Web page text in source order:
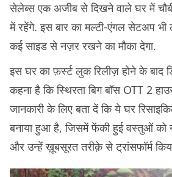
सेलेब्स एक अजीब से दिखने वाले घर में
में रहेंगे. इस बार का मल्टी-एंगल सेटअप भी
कई साइड से नज़र रखने का मौका देगा.
इस घर का फ़र्स्ट लुक रिलीज़ होने के बाद
कहना है कि स्थिरता बिग बॉस OTT 2
जानकारी के लिए बता दें कि ये घर
बनाया हुआ है, जिसमें फेंकी हुई वस्तुओं को
और उन्हें ख़ूबसूरत तरीक़े से ट्रांसफॉर्म